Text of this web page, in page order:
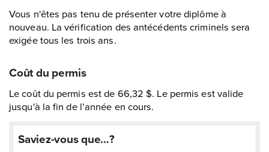
Vous n'êtes pas tenu de présenter votre diplôme à
nouveau. La vérification des antécédents criminels sera
exigée tous les trois ans.
Coût du permis
Le coût du permis est de 66,32 $. Le permis est valide
jusqu'à la fin de l’année en cours.
Saviez-vous que…?